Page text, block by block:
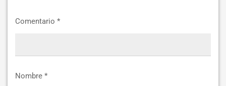
Comentario *
Nombre *